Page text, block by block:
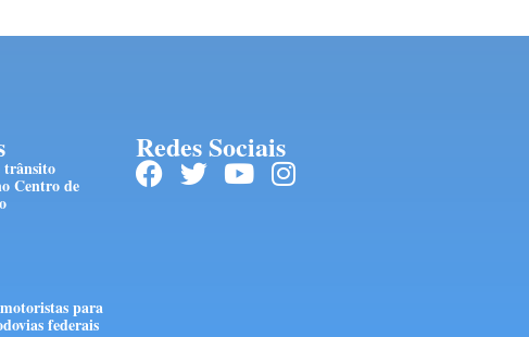
trânsito
Centro de
para
federais
Redes Sociais